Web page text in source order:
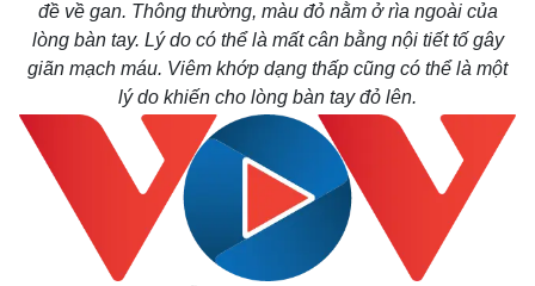
đề về gan. Thông thường, màu đỏ nằm ở rìa ngoài của
lòng bàn tay. Lý do có thể là mất cân bằng nội tiết tố gây
giãn mạch máu. Viêm khớp dạng thấp cũng có thể là một
lý do khiến cho lòng bàn tay đỏ lên.